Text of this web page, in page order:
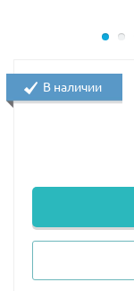
В наличии